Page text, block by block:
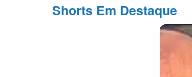
Shorts Em Destaque